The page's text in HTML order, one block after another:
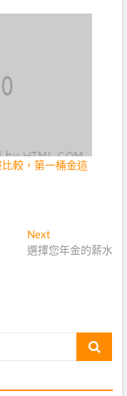
較，第一桶金這
Next
post:
選擇您年金的薪水
Search